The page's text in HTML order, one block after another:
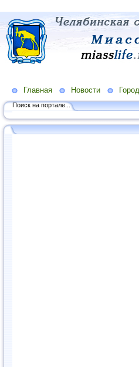
Главная Новости Город
Поиск на портале...